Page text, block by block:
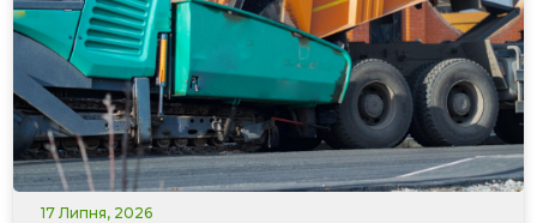
17 Липня, 2026